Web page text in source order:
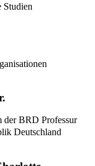
Studien
der BRD Professur
Deutschland